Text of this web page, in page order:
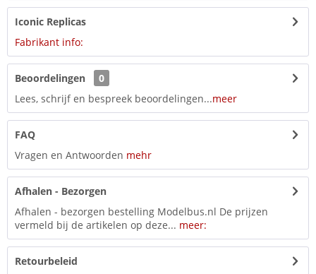
Iconic Replicas
Fabrikant info:
Beoordelingen
0
Lees, schrijf en bespreek beoordelingen...meer
FAQ
Vragen en Antwoorden mehr
Afhalen - Bezorgen
Afhalen - bezorgen bestelling Modelbus.nl De prijzen
vermeld bij de artikelen op deze... meer:
Retourbeleid